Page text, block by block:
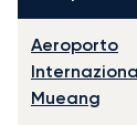
Aeroporto
Mueang